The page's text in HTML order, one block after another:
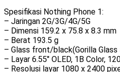
Spesifikasi Nothing Phone 1:
– Jaringan 2G/3G/4G/5G
– Dimensi 159.2 x 75.8 x 8.3 mm
– Berat 193.5 g
– Glass front/black(Gorilla Glass
– Layar 6.55″ OLED, 1B Color,
– Resolusi layar 1080 x 2400